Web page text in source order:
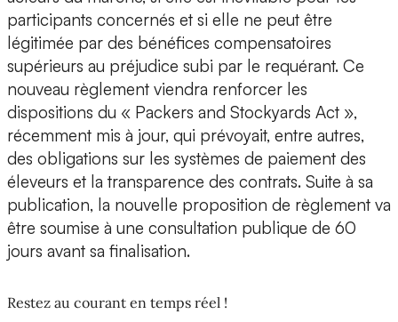
participants concernés et si elle ne peut être
légitimée par des bénéfices compensatoires
supérieurs au préjudice subi par le requérant. Ce
nouveau règlement viendra renforcer les
dispositions du « Packers and Stockyards Act »,
récemment mis à jour, qui prévoyait, entre autres,
des obligations sur les systèmes de paiement des
éleveurs et la transparence des contrats. Suite à sa
publication, la nouvelle proposition de règlement va
être soumise à une consultation publique de 60
jours avant sa finalisation.
Restez au courant en temps réel !